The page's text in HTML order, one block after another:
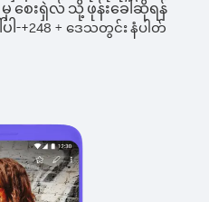
စေးရှဲလ် သို့ ဖုန်းခေါ်ဆိုရန်
ါ-+248 + ဒေသတွင်း နံပါတ်